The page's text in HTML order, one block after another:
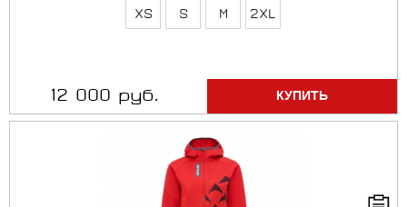
XS S M 2XL
12 000 руб.